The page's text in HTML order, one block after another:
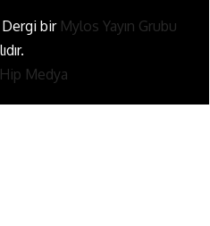
bir Mylos Yayın Grubu
Hip Medya